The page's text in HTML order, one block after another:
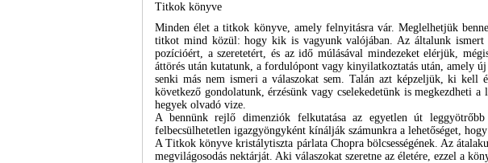
Titkok könyve
Minden élet a titkok könyve, amely felnyitásra vár. Meglelhetjük
titkot mind közül: hogy kik is vagyunk valójában. Az általunk ismert
pozícióért, a szeretetért, és az idő múlásával mindezeket elérjük,
áttörés után kutatunk, a fordulópont vagy kinyilatkoztatás után, amely
senki más nem ismeri a válaszokat sem. Talán azt képzeljük, ki kell
következő gondolatunk, érzésünk vagy cselekedetünk is megkezdheti
hegyek olvadó vize.
A bennünk rejlő dimenziók felkutatása az egyetlen út
felbecsülhetetlen igazgyöngyként kínálják számunkra a lehetőséget,
A Titkok könyve kristálytiszta párlata Chopra bölcsességének. Az
megvilágosodás nektárját. Aki válaszokat szeretne az életére, ezzel a